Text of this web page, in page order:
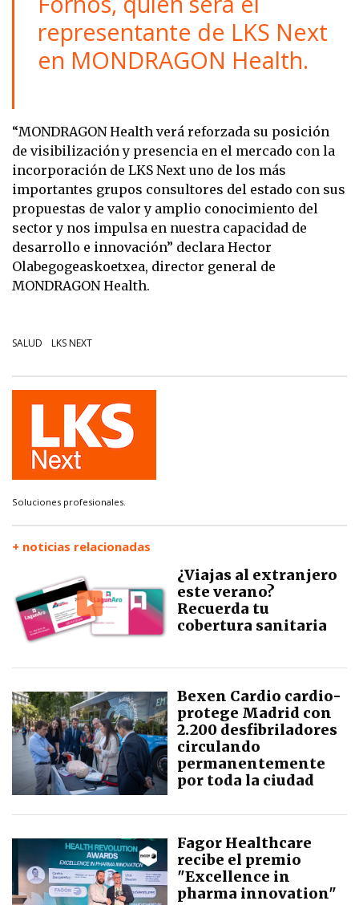
representante de LKS Next
en MONDRAGON Health.
“MONDRAGON Health verá reforzada su posición
de visibilización y presencia en el mercado con la
incorporación de LKS Next uno de los más
importantes grupos consultores del estado con sus
propuestas de valor y amplio conocimiento del
sector y nos impulsa en nuestra capacidad de
desarrollo e innovación” declara Hector
Olabegogeaskoetxea, director general de
MONDRAGON Health.
SALUD LKS NEXT
Soluciones profesionales.
+ noticias relacionadas
¿Viajas al extranjero
este verano?
Recuerda tu
cobertura sanitaria
Bexen Cardio cardio-
protege Madrid con
2.200 desfibriladores
circulando
permanentemente
por toda la ciudad
Fagor Healthcare
recibe el premio
"Excellence in
pharma innovation"